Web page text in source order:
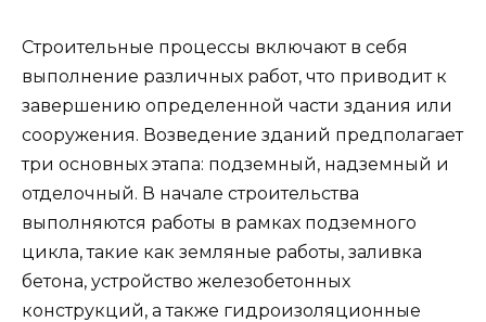
Строительные процессы включают в себя
выполнение различных работ, что приводит к
завершению определенной части здания или
сооружения. Возведение зданий предполагает
три основных этапа: подземный, надземный и
отделочный. В начале строительства
выполняются работы в рамках подземного
цикла, такие как земляные работы, заливка
бетона, устройство железобетонных
конструкций, а также гидроизоляционные